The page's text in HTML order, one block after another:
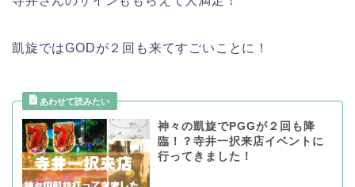
凱旋ではGODが２回も来てすごいことに！
神々の凱旋でPGGが２回も降
臨！？寺井一択来店イベントに
行ってきました！